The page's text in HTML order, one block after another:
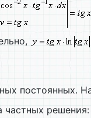
постоянных.
частных решения: